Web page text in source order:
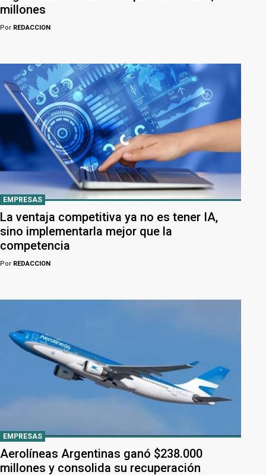
millones
Por REDACCION
EMPRESAS
La ventaja competitiva ya no es tener IA,
sino implementarla mejor que la
competencia
Por REDACCION
EMPRESAS
Aerolíneas Argentinas ganó $238.000
millones y consolida su recuperación